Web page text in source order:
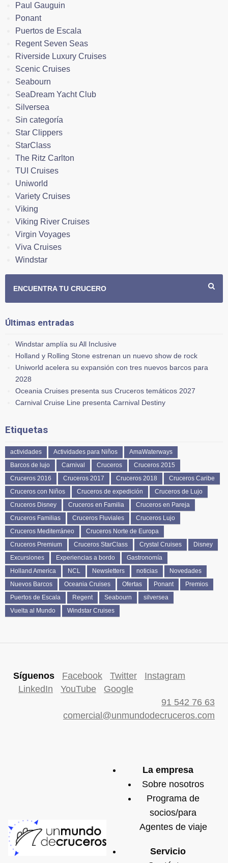
Paul Gauguin
Ponant
Puertos de Escala
Regent Seven Seas
Riverside Luxury Cruises
Scenic Cruises
Seabourn
SeaDream Yacht Club
Silversea
Sin categoría
Star Clippers
StarClass
The Ritz Carlton
TUI Cruises
Uniworld
Variety Cruises
Viking
Viking River Cruises
Virgin Voyages
Viva Cruises
Windstar
ENCUENTRA TU CRUCERO
Últimas entradas
Windstar amplía su All Inclusive
Holland y Rolling Stone estrenan un nuevo show de rock
Uniworld acelera su expansión con tres nuevos barcos para
2028
Oceania Cruises presenta sus Cruceros temáticos 2027
Carnival Cruise Line presenta Carnival Destiny
Etiquetas
actividades Actividades para Niños
AmaWaterways
Barcos de lujo
Carnival Cruceros
Cruceros 2015
Cruceros 2016
Cruceros 2017 Cruceros 2018
Cruceros Caribe
Cruceros con Niños
Cruceros de expedición
Cruceros de Lujo
Cruceros Disney
Cruceros en Familia
Cruceros en Pareja
Cruceros Familias
Cruceros Fluviales
Cruceros Lujo
Cruceros Mediterráneo
Cruceros Norte de Europa
Cruceros Premium
Cruceros StarClass Crystal Cruises
Disney
Excursiones
Experiencias a bordo
Gastronomía
Holland America
NCL Newsletters noticias
Novedades
Nuevos Barcos
Oceania Cruises Ofertas Ponant
Premios
Puertos de Escala
Regent Seabourn
silversea
Vuelta al Mundo
Windstar Cruises
Síguenos Facebook Twitter
Instagram
LinkedIn
YouTube
Google
91 542 76 63
comercial@unmundodecruceros.com
La empresa
Sobre nosotros
Programa de
socios/para
Agentes de viaje
Servicio